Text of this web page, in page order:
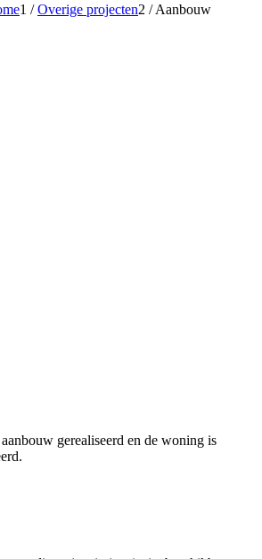
1 / Overige projecten2 / Aanbouw
gerealiseerd en de woning is